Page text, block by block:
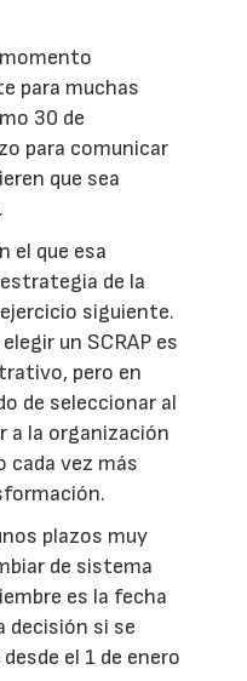
para muchas
30 de
para comunicar
que sea
el que esa
de la
siguiente.
un SCRAP es
pero en
de seleccionar al
a la organización
cada vez más
plazos muy
de sistema
es la fecha
decisión si se
el 1 de enero